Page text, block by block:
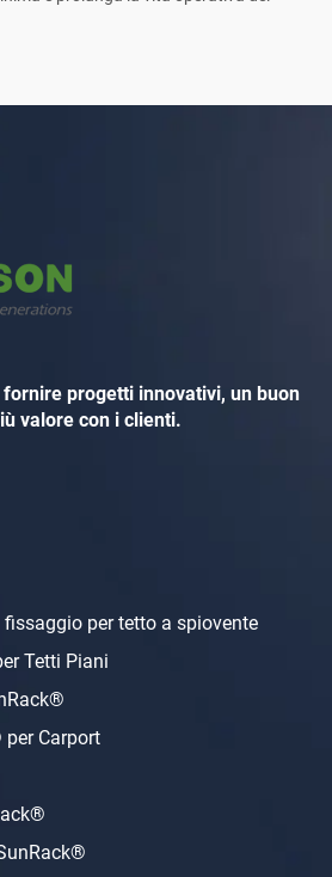
progetti innovativi, un buon
valore con i clienti.
per tetto a spiovente
Tetti Piani
Carport